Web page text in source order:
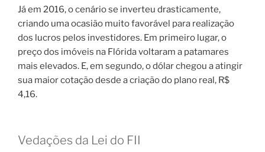
Já em 2016, o cenário se inverteu drasticamente,
criando uma ocasião muito favorável para realização
dos lucros pelos investidores. Em primeiro lugar, o
preço dos imóveis na Flórida voltaram a patamares
mais elevados. E, em segundo, o dólar chegou a atingir
sua maior cotação desde a criação do plano real, R$
4,16.
Vedações da Lei do FII